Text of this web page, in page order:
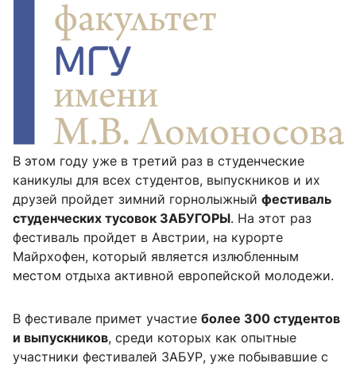
В этом году уже в третий раз в студенческие
каникулы для всех студентов, выпускников и их
друзей пройдет зимний горнолыжный фестиваль
студенческих тусовок ЗАБУГОРЫ. На этот раз
фестиваль пройдет в Австрии, на курорте
Майрхофен, который является излюбленным
местом отдыха активной европейской молодежи.
В фестивале примет участие более 300 студентов
и выпускников, среди которых как опытные
участники фестивалей ЗАБУР, уже побывавшие с